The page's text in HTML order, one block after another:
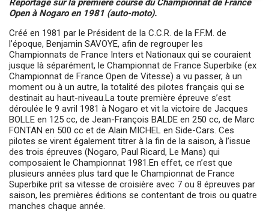
Open à Nogaro en 1981 (auto-moto).
Créé en 1981 par le Président de la C.C.R. de la F.F.M. de
l’époque, Benjamin SAVOYE, afin de regrouper les
Championnats de France Inters et Nationaux qui se couraient
jusque là séparément, le Championnat de France Superbike (ex
Championnat de France Open de Vitesse) a vu passer, à un
moment ou à un autre, la totalité des pilotes français qui se
destinait au haut-niveau.La toute première épreuve s’est
déroulée le 9 avril 1981 à Nogaro et vit la victoire de Jacques
BOLLE en 125 cc, de Jean-François BALDE en 250 cc, de Marc
FONTAN en 500 cc et de Alain MICHEL en Side-Cars. Ces
pilotes se virent également titrer à la fin de la saison, à l’issue
des trois épreuves (Nogaro, Paul Ricard, Le Mans) qui
composaient le Championnat 1981.En effet, ce n’est que
plusieurs années plus tard que le Championnat de France
Superbike prit sa vitesse de croisière avec 7 ou 8 épreuves par
saison, les premières éditions se contentant de trois ou quatre
manches chaque année.